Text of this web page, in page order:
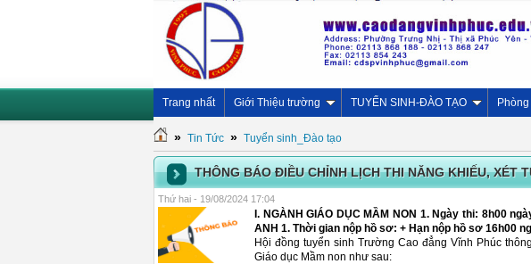
Trang nhất Giới Thiệu trường TUYỂN SINH-ĐÀO TẠO
» Tin Tức » Tuyển sinh_Đào tạo
THÔNG BÁO ĐIỀU CHỈNH LỊCH THI NĂNG KHIẾU, XÉT
Thứ hai - 19/08/2024 17:04
I. NGÀNH GIÁO DỤC MẦM NON 1. Ngày thi: 8h00
ANH 1. Thời gian nộp hồ sơ: + Hạn nộp hồ sơ 16h00
Hội đồng tuyển sinh Trường Cao đẳng Vĩnh Phúc
Giáo dục Mầm non như sau: